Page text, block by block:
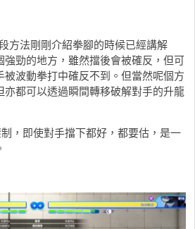
方法剛剛介紹拳腳的時候已經講解
強勁的地方，雖然擋後會被確反，但可
波動拳打中確反不到。但當然呢個方
都可以透過瞬間轉移破解對手的升龍
，即使對手擋下都好，都要估，是一